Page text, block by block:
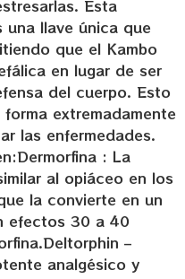
Esta
llave única que
que el Kambo
en lugar de ser
del cuerpo. Esto
extremadamente
las enfermedades.
: La
al opiáceo en los
la convierte en un
efectos 30 a 40
–
analgésico y